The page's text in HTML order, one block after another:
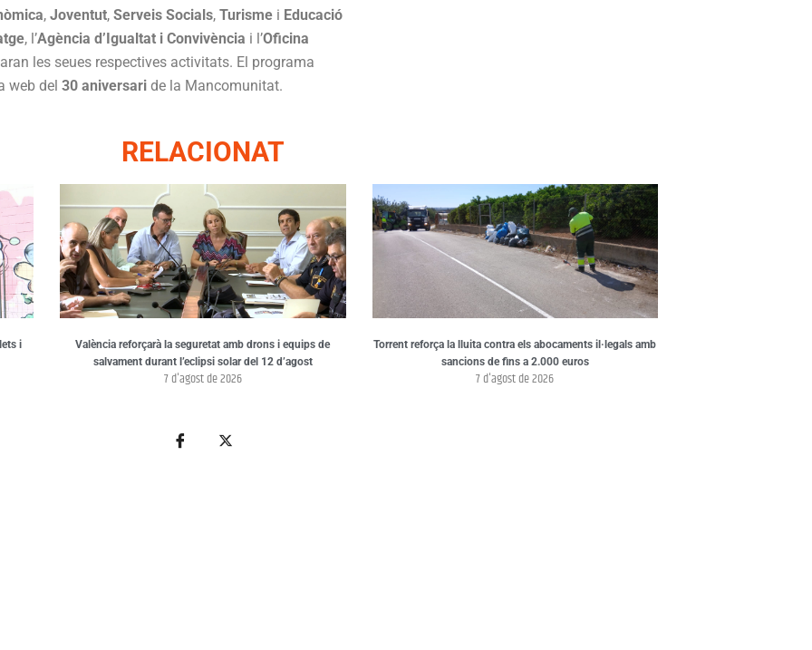
, Joventut, Serveis Socials, Turisme i Educació
, l’Agència d’Igualtat i Convivència i l’Oficina
les seues respectives activitats. El programa
web del 30 aniversari de la Mancomunitat.
RELACIONAT
i
València reforçarà la seguretat amb drons i equips de
salvament durant l’eclipsi solar del 12 d’agost
7 d'agost de 2026
Torrent reforça la lluita contra els abocaments il·legals amb
sancions de fins a 2.000 euros
7 d'agost de 2026